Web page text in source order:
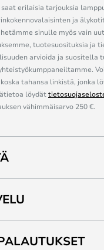
erilaisia tarjouksia
ja
sinulle myös vain
tuotesuosituksia ja
arvioida ja suositella
tahansa linkistä, jonka
löydät
vähimmäisarvo 250 €.